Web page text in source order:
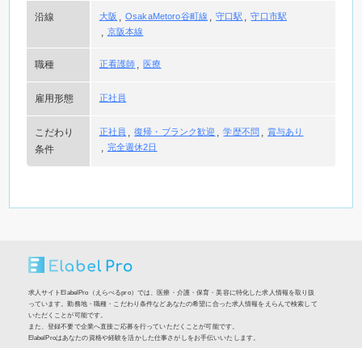
沿線 大阪 OsakaMetoro谷町線 守口駅
守口市駅
京阪本線
職種 正看護師 医療
雇用形態 正社員
こだわり
条件
正社員 復帰・ブランク歓迎 学歴不問
賞与あり
完全週休2日
求人サイトElabelPro（えらべるpro）では、医療・介護・保育・美容に特化した求人情報を取り扱
っています。勤務地・職種・こだわり条件などあなたの希望に合った求人情報をえらんで検索して
いただくことが可能です。
また、登録不要で企業へ直接ご応募を行っていただくことが可能です。
ElabelProはあなたの資格や経験を活かした仕事さがしをお手伝いいたします。